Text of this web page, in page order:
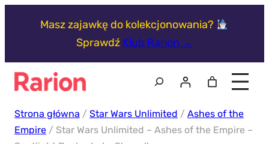
Masz zajawkę do kolekcjonowania?
Sprawdź Klub Rarion →
Szukaj
Strona główna / Star Wars Unlimited / Ashes of the
Empire / Star Wars Unlimited – Ashes of the Empire –